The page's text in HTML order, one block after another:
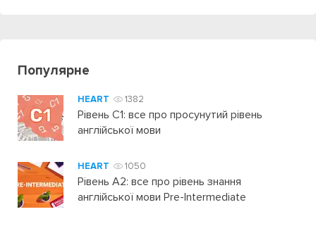
Популярне
HEART 1382
Рівень C1: все про просунутий рівень
англійської мови
HEART 1050
Рівень А2: все про рівень знання
англійської мови Pre-Intermediate